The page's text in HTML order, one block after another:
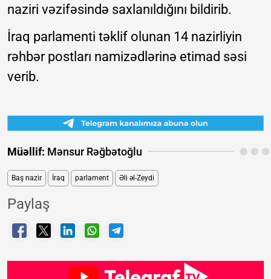
naziri vəzifəsində saxlanıldığını bildirib.
İraq parlamenti təklif olunan 14 nazirliyin
rəhbər postları namizədlərinə etimad səsi
verib.
Müəllif: Mənsur Rəğbətoğlu
Baş nazir İraq parlament Əli əl-Zeydi
Paylaş